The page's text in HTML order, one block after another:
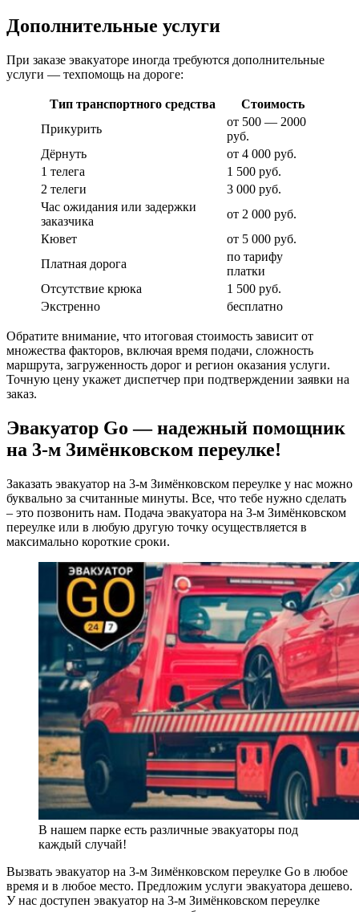
Дополнительные услуги
При заказе эвакуаторе иногда требуются дополнительные
услуги — техпомощь на дороге:
Тип транспортного средства
Стоимость
Прикурить
от 500 — 2000
руб.
Дёрнуть
от 4 000 руб.
1 телега
1 500 руб.
2 телеги
3 000 руб.
Час ожидания или задержки
заказчика
от 2 000 руб.
Кювет
от 5 000 руб.
Платная дорога
по тарифу
платки
Отсутствие крюка
1 500 руб.
Экстренно
бесплатно
Обратите внимание, что итоговая стоимость зависит от
множества факторов, включая время подачи, сложность
маршрута, загруженность дорог и регион оказания услуги.
Точную цену укажет диспетчер при подтверждении заявки на
заказ.
Эвакуатор Go — надежный помощник
на 3-м Зимёнковском переулке!
Заказать эвакуатор на 3-м Зимёнковском переулке у нас можно
буквально за считанные минуты. Все, что тебе нужно сделать
– это позвонить нам. Подача эвакуатора на 3-м Зимёнковском
переулке или в любую другую точку осуществляется в
максимально короткие сроки.
В нашем парке есть различные эвакуаторы под
каждый случай!
Вызвать эвакуатор на 3-м Зимёнковском переулке Go в любое
время и в любое место. Предложим услуги эвакуатора дешево.
У нас доступен эвакуатор на 3-м Зимёнковском переулке